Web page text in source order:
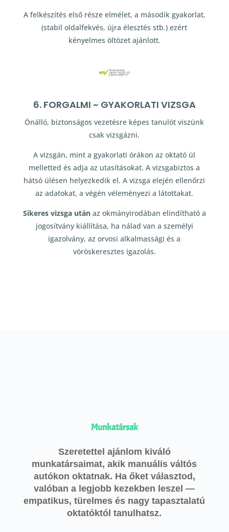
A felkészítés első része elmélet, a második gyakorlat,
(stabil oldalfekvés, újra élesztés stb.) ezért
kényelmes öltözet ajánlott.
6. FORGALMI ~ GYAKORLATI VIZSGA
Önálló, biztonságos vezetésre képes tanulót viszünk
csak vizsgázni.
A vizsgán, mint a gyakorlati órákon az oktató ül
melletted és adja az utasításokat. A vizsgabiztos a
hátsó ülésen helyezkedik el. A vizsga elején ellenőrzi
az adatokat, a végén véleményezi a látottakat.
Sikeres vizsga utánaz okmányirodában elindítható a
jogosítvány kiállítása, ha nálad van a személyi
igazolvány, az orvosi alkalmassági és a
vöröskeresztes igazolás.
Munkatársak
Szeretettel ajánlom kiváló
munkatársaimat, akik manuális váltós
autókon oktatnak. Ha őket választod,
valóban a legjobb kezekben leszel —
empatikus, türelmes és nagy tapasztalatú
oktatóktól tanulhatsz.